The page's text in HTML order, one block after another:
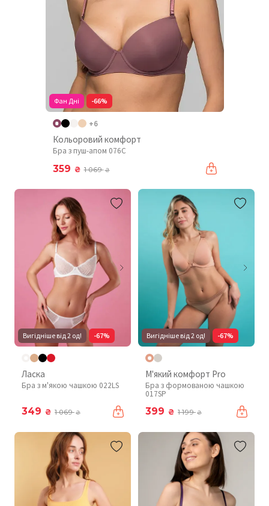
Фан Дні -66%
+6
Кольоровий комфорт
Бра з пуш-апом 076C
359 ₴ 1 069₴
Вигідніше від 2 од! -67%
Ласка
Бра з м'якою чашкою 022LS
349 ₴ 1 069₴
Вигідніше від 2 од! -67%
М'який комфорт Pro
Бра з формованою чашкою
017SP
399 ₴ 1 199₴